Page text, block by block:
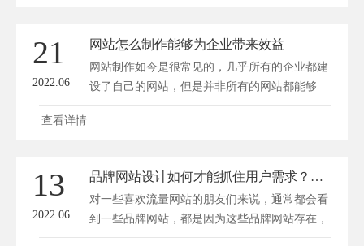
21
2022.06
网站怎么制作能够为企业带来效益
网站制作如今是很常见的，几乎所有的企业都建
设了自己的网站，但是并非所有的网站都能够
给...
查看详情
13
2022.06
品牌网站设计如何才能抓住用户需求？这些方面要做好！
对一些喜欢流量网站的朋友们来说，通常都会看
到一些品牌网站，都是因为这些品牌网站存在，
所...